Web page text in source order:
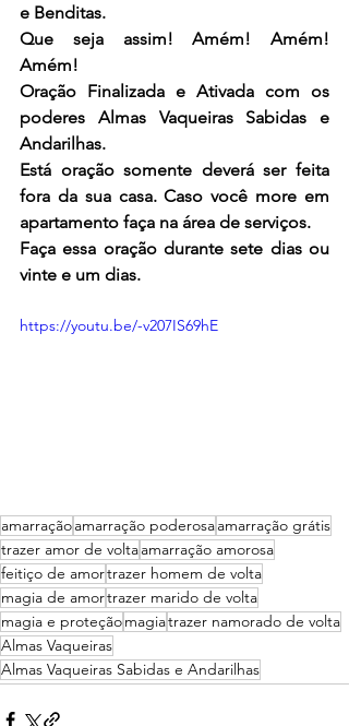
e Benditas.
Que seja assim! Amém! Amém!
Amém!
Oração Finalizada e Ativada com os
poderes Almas Vaqueiras Sabidas e
Andarilhas.
Está oração somente deverá ser feita
fora da sua casa. Caso você more em
apartamento faça na área de serviços.
Faça essa oração durante sete dias ou
vinte e um dias.
https://youtu.be/-v207IS69hE
amarraçãoamarração poderosaamarração grátis
trazer amor de voltaamarração amorosa
feitiço de amortrazer homem de volta
magia de amortrazer marido de volta
magia e proteçãomagiatrazer namorado de volta
Almas Vaqueiras
Almas Vaqueiras Sabidas e Andarilhas